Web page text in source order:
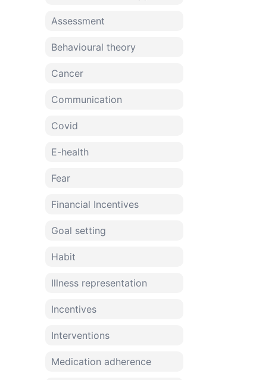
Assessment
Behavioural theory
Cancer
Communication
Covid
E-health
Fear
Financial Incentives
Goal setting
Habit
Illness representation
Incentives
Interventions
Medication adherence